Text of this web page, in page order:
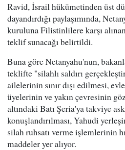
Ravid, İsrail hükümetinden üst
dayandırdığı paylaşımında,
kuruluna Filistinlilere karşı
teklif sunacağı belirtildi.
Buna göre Netanyahu'nun,
teklifte "silahlı saldırı
ailelerinin sınır dışı edilmesi,
üyelerinin ve yakın çevresinin
altındaki Batı Şeria'ya takviye
konuşlandırılması, Yahudi
silah ruhsatı verme işlemlerinin
maddeler yer alıyor.